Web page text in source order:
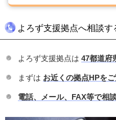
よろず支援拠点へ相談す
よろず支援拠点は 47都道府
まずは お近くの拠点HPをご
電話、メール、FAX等で相